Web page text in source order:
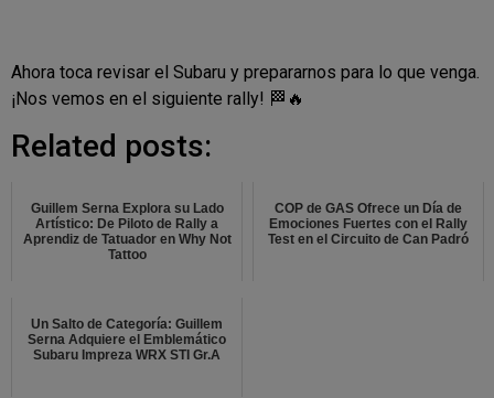
Ahora toca revisar el Subaru y prepararnos para lo que venga.
¡Nos vemos en el siguiente rally! 🏁🔥
Related posts:
Guillem Serna Explora su Lado
Artístico: De Piloto de Rally a
Aprendiz de Tatuador en Why Not
Tattoo
COP de GAS Ofrece un Día de
Emociones Fuertes con el Rally
Test en el Circuito de Can Padró
Un Salto de Categoría: Guillem
Serna Adquiere el Emblemático
Subaru Impreza WRX STI Gr.A